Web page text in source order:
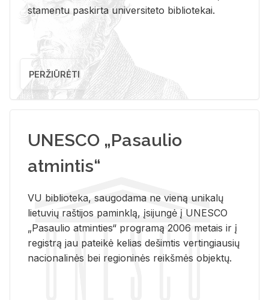
sta­men­tu pa­skir­ta uni­ver­si­te­to bi­b­lio­te­kai.
PERŽIŪRĖTI
UNESCO „Pasaulio
atmintis“
VU biblioteka, saugodama ne vieną unikalų
lietuvių raštijos paminklą, įsijungė į UNESCO
„Pasaulio atminties“ programą 2006 metais ir į
registrą jau pateikė kelias dešimtis vertingiausių
nacionalinės bei regioninės reikšmės objektų.